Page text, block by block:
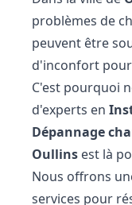
problèmes de
peuvent être
d'inconfort
C'est pourquoi
d'experts en
Dépannage
Oullins est là
Nous offrons
services pour